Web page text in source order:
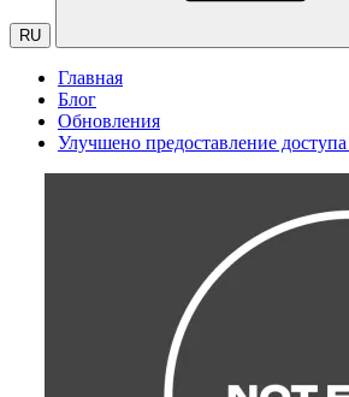
RU
Главная
Блог
Обновления
Улучшено предоставление